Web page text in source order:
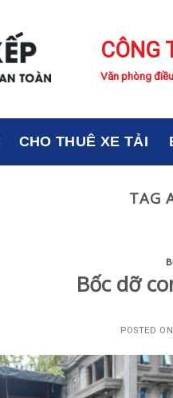
CÔNG
Văn phòng
CHO THUÊ XE TẢI
TAG
Bốc dỡ
POSTED ON